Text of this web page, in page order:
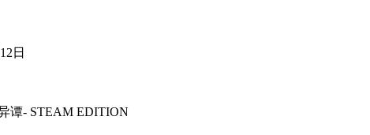
日
谭- STEAM EDITION